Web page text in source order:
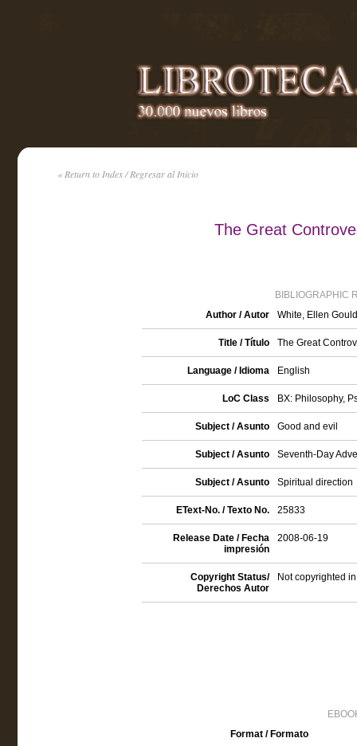
« Return to Index / Regresar al Inicio
The Great
BIBLIOGRAPHIC
Author / Autor
White, Ellen
Title / Título The Great
Language / Idioma English
LoC Class BX: Philosophy,
Subject / Asunto Good and evil
Subject / Asunto Seventh-Day
Subject / Asunto Spiritual direction
EText-No. / Texto No. 25833
Release Date / Fecha
impresión
2008-06-19
Copyright Status/
Derechos Autor
Not copyrighted
Format / Formato